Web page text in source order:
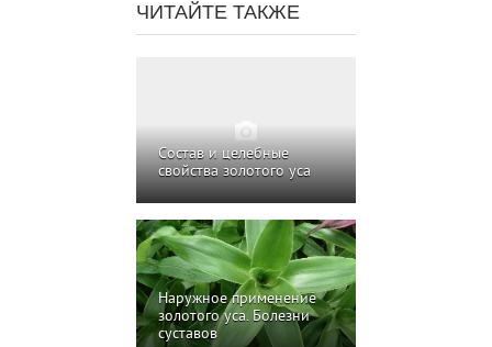
ЧИТАЙТЕ ТАКЖЕ
Состав и целебные
свойства золотого уса
Наружное применение
золотого уса. Болезни
суставов